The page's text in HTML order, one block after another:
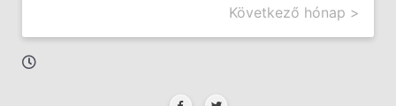
Következő hónap >